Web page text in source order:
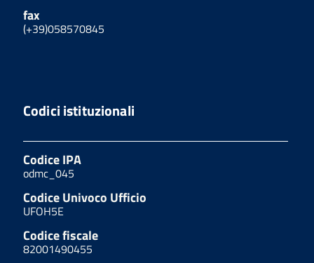
fax
(+39)058570845
Codici istituzionali
Codice IPA
odmc_045
Codice Univoco Ufficio
UFOH5E
Codice fiscale
82001490455